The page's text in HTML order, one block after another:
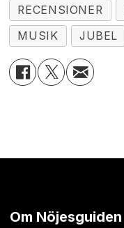
RECENSIONER
MUSIK
JUBEL
Om Nöjesguiden